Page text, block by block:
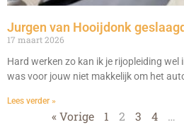
Jurgen van Hooijdonk
17 maart 2026
Hard werken zo kan ik je rijopleiding
was voor jouw niet makkelijk om het
Lees verder »
« Vorige 1 2 3 4 …